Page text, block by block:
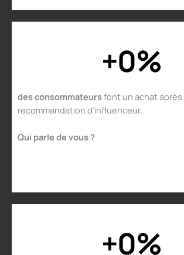
+0%
des consommateursfont un achat après
recommandation d’influenceur.
Qui parle de vous ?
+0%